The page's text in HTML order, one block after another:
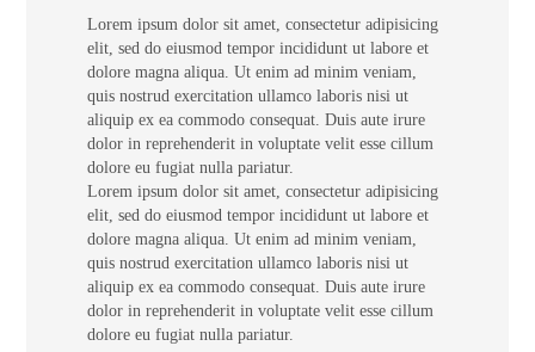
Lorem ipsum dolor sit amet, consectetur adipisicing
elit, sed do eiusmod tempor incididunt ut labore et
dolore magna aliqua. Ut enim ad minim veniam,
quis nostrud exercitation ullamco laboris nisi ut
aliquip ex ea commodo consequat. Duis aute irure
dolor in reprehenderit in voluptate velit esse cillum
dolore eu fugiat nulla pariatur.
Lorem ipsum dolor sit amet, consectetur adipisicing
elit, sed do eiusmod tempor incididunt ut labore et
dolore magna aliqua. Ut enim ad minim veniam,
quis nostrud exercitation ullamco laboris nisi ut
aliquip ex ea commodo consequat. Duis aute irure
dolor in reprehenderit in voluptate velit esse cillum
dolore eu fugiat nulla pariatur.